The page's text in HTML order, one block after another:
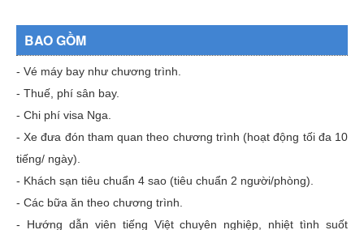
BAO GỒM
- Vé máy bay như chương trình.
- Thuế, phí sân bay.
- Chi phí visa Nga.
- Xe đưa đón tham quan theo chương trình (hoạt động tối đa 10
tiếng/ ngày).
- Khách sạn tiêu chuẩn 4 sao (tiêu chuẩn 2 người/phòng).
- Các bữa ăn theo chương trình.
- Hướng dẫn viên tiếng Việt chuyên nghiệp, nhiệt tình suốt